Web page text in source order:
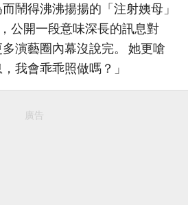
鬧得沸沸揚揚的「注射姨母」
公開一段意味深長的訊息對
演藝圈內幕沒說完。 她更嗆
我會乖乖照做嗎？」
廣告